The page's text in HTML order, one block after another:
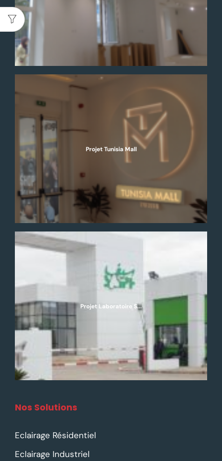
Projet Tunisia Mall
Projet Laboratoire S...
Nos Solutions
Eclairage Résidentiel
Eclairage Industriel